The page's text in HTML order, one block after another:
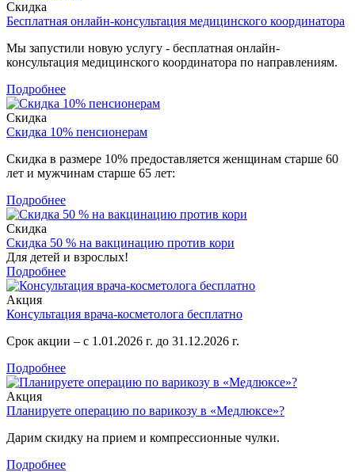
Скидка
Бесплатная онлайн-консультация медицинского координатора
Мы запустили новую услугу - бесплатная онлайн-
консультация медицинского координатора по направлениям.
Подробнее
Скидка
Скидка 10% пенсионерам
Скидка в размере 10% предоставляется женщинам старше 60
лет и мужчинам старше 65 лет:
Подробнее
Скидка
Скидка 50 % на вакцинацию против кори
Для детей и взрослых!
Подробнее
Акция
Консультация врача-косметолога бесплатно
Срок акции – с 1.01.2026 г. до 31.12.2026 г.
Подробнее
Акция
Планируете операцию по варикозу в «Медлюксе»?
Дарим скидку на прием и компрессионные чулки.
Подробнее